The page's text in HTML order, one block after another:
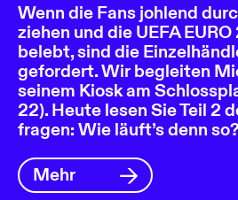
Wenn die Fans johlend
ziehen und die UEFA
belebt, sind die
gefordert. Wir begleiten
seinem Kiosk am
22). Heute lesen Sie Teil 2
fragen: Wie läuft’s denn so?
Mehr